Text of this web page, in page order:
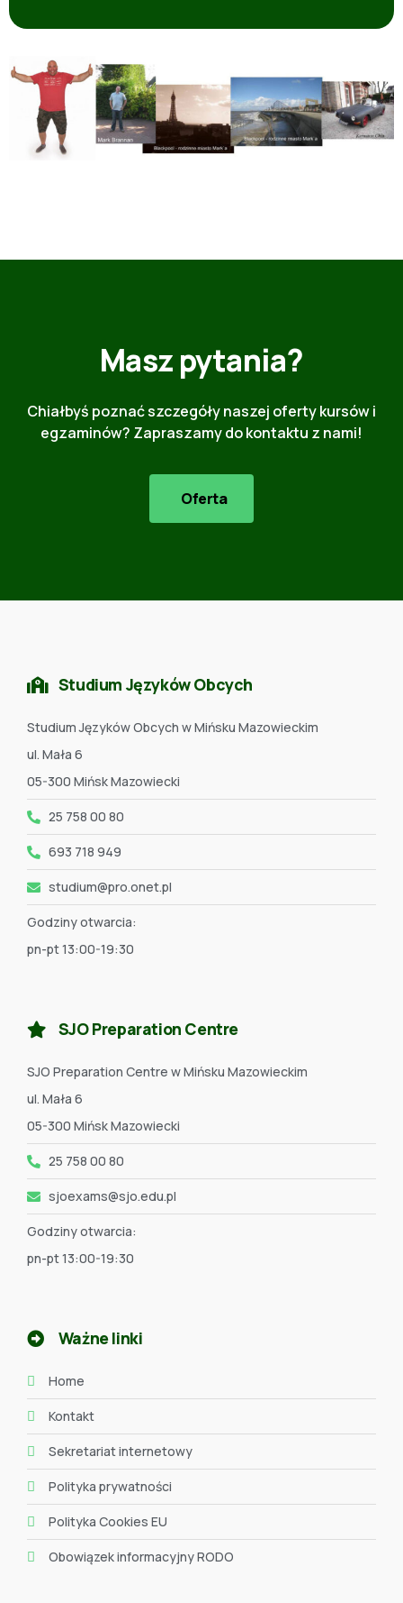
Masz pytania?
Chiałbyś poznać szczegóły naszej oferty kursów i
egzaminów? Zapraszamy do kontaktu z nami!
Oferta
Studium Języków Obcych
Studium Języków Obcych w Mińsku Mazowieckim
ul. Mała 6
05-300 Mińsk Mazowiecki
25 758 00 80
693 718 949
studium@pro.onet.pl
Godziny otwarcia:
pn-pt 13:00-19:30
SJO Preparation Centre
SJO Preparation Centre w Mińsku Mazowieckim
ul. Mała 6
05-300 Mińsk Mazowiecki
25 758 00 80
sjoexams@sjo.edu.pl
Godziny otwarcia:
pn-pt 13:00-19:30
Ważne linki
Home
Kontakt
Sekretariat internetowy
Polityka prywatności
Polityka Cookies EU
Obowiązek informacyjny RODO